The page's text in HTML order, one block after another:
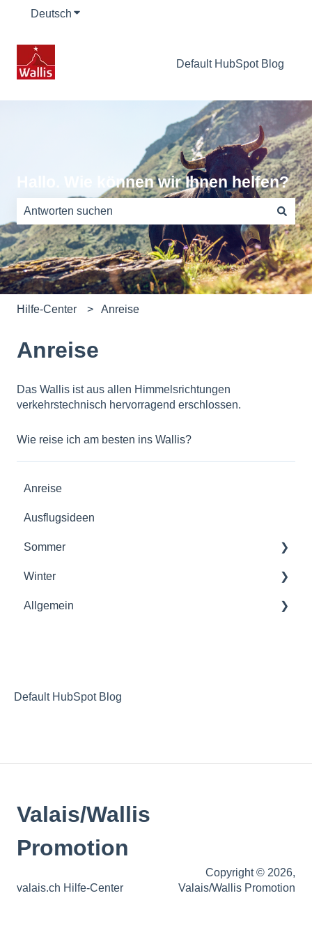
Deutsch Untermenü für Übersetzungen anzeigen
Default HubSpot Blog
Hallo. Wie können wir Ihnen helfen?
Es gibt keine Vorschläge, da das Suchfeld leer ist.
Hilfe-Center Anreise
Anreise
Das Wallis ist aus allen Himmelsrichtungen
verkehrstechnisch hervorragend erschlossen.
Wie reise ich am besten ins Wallis?
Anreise
Ausflugsideen
Sommer
Suonen
Familien
Winter
Skipässe
Schlittenhunde
Allgemein
Rollstuhlgängigkeit
Spezielle Anlässe
Broschürenbestellung und Newsletter
Default HubSpot Blog
Valais/Wallis
Promotion
valais.ch Hilfe-Center
Copyright © 2026,
Valais/Wallis Promotion